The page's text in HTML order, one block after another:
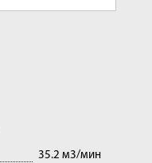
35.2 м3/мин